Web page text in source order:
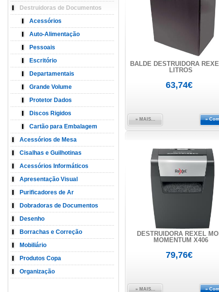
Destruidoras de Documentos
Acessórios
Auto-Alimentação
Pessoais
Escritório
Departamentais
Grande Volume
Protetor Dados
Discos Rigidos
Cartão para Embalagem
Acessórios de Mesa
Cisalhas e Guilhotinas
Acessórios Informáticos
Apresentação Visual
Purificadores de Ar
Dobradoras de Documentos
Desenho
Borrachas e Correção
Mobiliário
Produtos Copa
Organização
BALDE DESTRUIDORA
LITROS
63,74€
»
» MAIS...
DESTRUIDORA REXEL
MOMENTUM X406
79,76€
»
» MAIS...